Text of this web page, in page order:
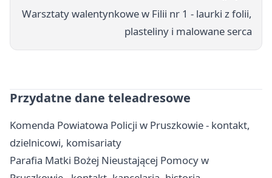
Warsztaty walentynkowe w Filii nr 1 - laurki z folii,
plasteliny i malowane serca
Przydatne dane teleadresowe
Komenda Powiatowa Policji w Pruszkowie - kontakt,
dzielnicowi, komisariaty
Parafia Matki Bożej Nieustającej Pomocy w